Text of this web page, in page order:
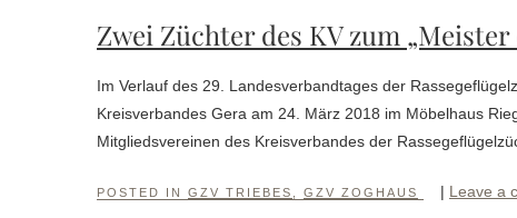
Zwei Züchter des KV zum
Im Verlauf des 29. Landesverbandtages der
Kreisverbandes Gera am 24. März 2018 im Möbelhaus
Mitgliedsvereinen des Kreisverbandes der
POSTED IN GZV TRIEBES GZV ZOGHAUS | Leave a